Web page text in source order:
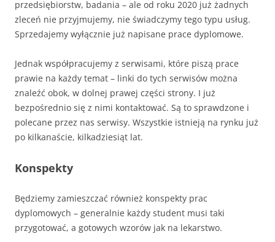
przedsiębiorstw, badania – ale od roku 2020 już żadnych
zleceń nie przyjmujemy, nie świadczymy tego typu usług.
Sprzedajemy wyłącznie już napisane prace dyplomowe.
Jednak współpracujemy z serwisami, które piszą prace
prawie na każdy temat – linki do tych serwisów można
znaleźć obok, w dolnej prawej części strony. I już
bezpośrednio się z nimi kontaktować. Są to sprawdzone i
polecane przez nas serwisy. Wszystkie istnieją na rynku już
po kilkanaście, kilkadziesiąt lat.
Konspekty
Będziemy zamieszczać również konspekty prac
dyplomowych – generalnie każdy student musi taki
przygotować, a gotowych wzorów jak na lekarstwo.